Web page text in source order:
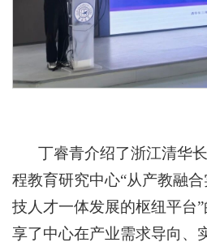
丁睿青介绍了浙江清华
程教育研究中心“从产教融
技人才一体发展的枢纽平台
享了中心在产业需求导向、